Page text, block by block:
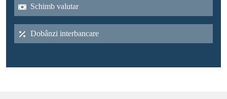
Schimb valutar
Dobânzi interbancare